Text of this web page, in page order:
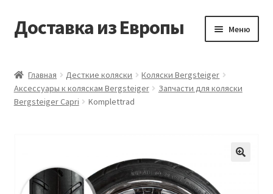
Перейти
к
Перейти
к
Доставка из Европы Меню
Доставка из Европы
Корзина
Главная Десткие коляски
Коляски Bergsteiger
Аксессуары к коляскам Bergsteiger
Запчасти для коляски
Bergsteiger Capri
Komplettrad